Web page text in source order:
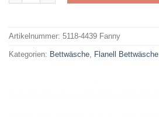
Artikelnummer: 5118-4439 Fanny
Kategorien: Bettwäsche Flanell Bettwäsche